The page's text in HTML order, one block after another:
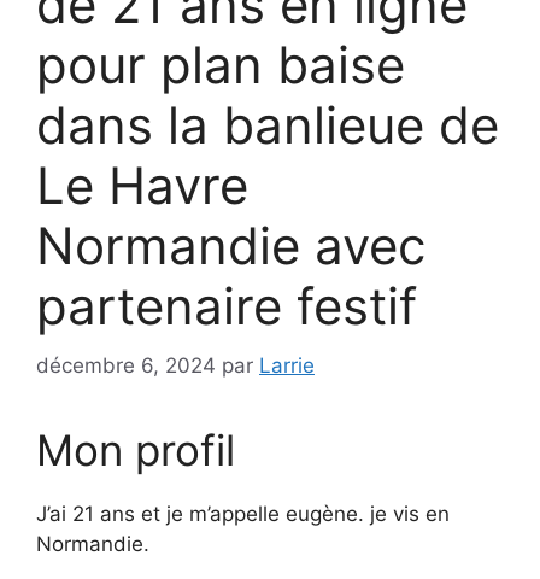
pour plan baise
dans la banlieue de
Le Havre
Normandie avec
partenaire festif
décembre 6, 2024 par Larrie
Mon profil
J’ai 21 ans et je m’appelle eugène. je vis en
Normandie.